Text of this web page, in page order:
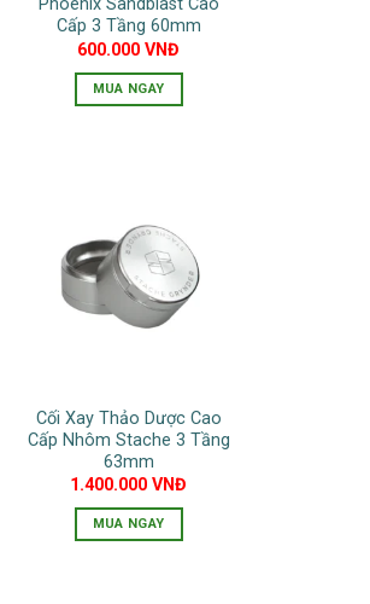
chọn
trên
trang
sản
Phoenix Sandblast Cao
Cấp 3 Tầng 60mm
600.000VNĐ
MUA NGAY
nhiều
biến
thể.
Các
thể
được
chọn
trên
trang
Cối Xay Thảo Dược Cao
Cấp Nhôm Stache 3 Tầng
63mm
1.400.000VNĐ
MUA NGAY